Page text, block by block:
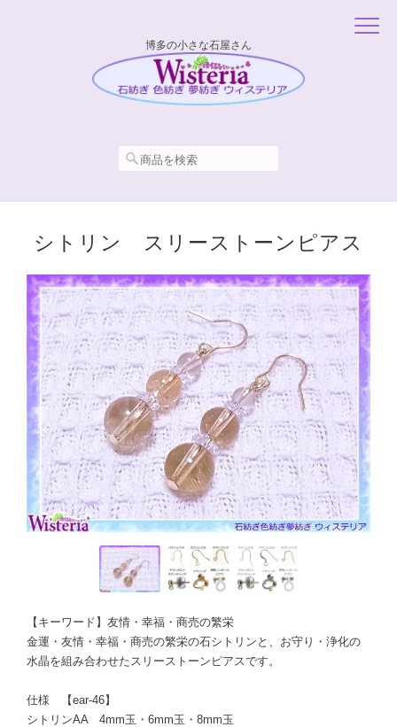
博多の小さな石屋さん
シトリン スリーストーンピアス
【キーワード】友情・幸福・商売の繁栄
金運・友情・幸福・商売の繁栄の石シトリンと、お守り・浄化の
水晶を組み合わせたスリーストーンピアスです。
仕様 【ear-46】
シトリンAA 4mm玉・6mm玉・8mm玉